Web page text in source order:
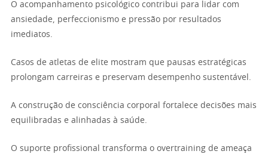
O acompanhamento psicológico contribui para lidar com
ansiedade, perfeccionismo e pressão por resultados
imediatos.
Casos de atletas de elite mostram que pausas estratégicas
prolongam carreiras e preservam desempenho sustentável.
A construção de consciência corporal fortalece decisões mais
equilibradas e alinhadas à saúde.
O suporte profissional transforma o overtraining de ameaça